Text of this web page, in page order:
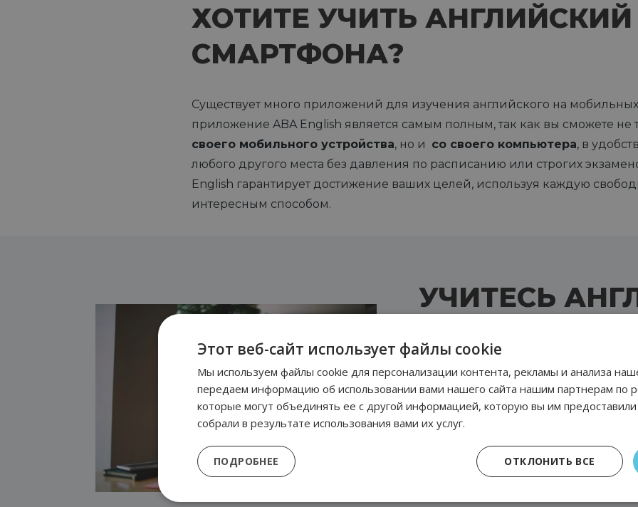
ХОТИТЕ УЧИТЬ АНГЛИЙСКИЙ
СМАРТФОНА?
Существует много приложений для изучения английского на мобильных
приложение ABA English является самым полным, так как вы сможете не
своего мобильного устройства, но и со своего компьютера, в
любого другого места без давления по расписанию или строгих
English гарантирует достижение ваших целей, используя каждую
интересным способом.
УЧИТЕСЬ
СМАРТФОНА С
Как учить английский со
через приложение ABA English,
преимущества, что и
естественный метод на любом из
, видеоуроки и
которые делают процесс
Этот веб-сайт использует файлы cookie
Мы используем файлы cookie для персонализации контента, рекламы и анализа
передаем информацию об использовании вами нашего сайта нашим партнерам по
которые могут объединять ее с другой информацией, которую вы им
собрали в результате использования вами их услуг.
ОТКЛОНИТЬ ВСЕ
ПОДРОБНЕЕ